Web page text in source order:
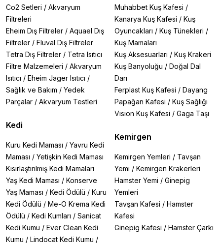
Co2 Setleri / Akvaryum
Filtreleri
Eheim Dış Filtreler / Aquael Dış
Filtreler / Fluval Dış Filtreler
Tetra Dış Filtreler / Tetra Isıtıcı
Filtre Malzemeleri / Akvaryum
Isıtıcı / Eheim Jager Isıtıcı /
Sağlık ve Bakım / Yedek
Parçalar / Akvaryum Testleri
Kedi
Kuru Kedi Maması / Yavru Kedi
Maması / Yetişkin Kedi Maması
Kısırlaştırılmış Kedi Mamaları
Yaş Kedi Maması / Konserve
Yaş Maması / Kedi Ödülü / Kuru
Kedi Ödülü / Me-O Krema Kedi
Ödülü / Kedi Kumları / Sanicat
Kedi Kumu / Ever Clean Kedi
Kumu / Lindocat Kedi Kumu /
Muhabbet Kuş Kafesi /
Kanarya Kuş Kafesi / Kuş
Oyuncakları / Kuş Tünekleri /
Kuş Mamaları
Kuş Aksesuarları / Kuş Krakeri
Kuş Banyoluğu / Doğal Dal
Darı
Ferplast Kuş Kafesi / Dayang
Papağan Kafesi / Kuş Sağlığı
Vision Kuş Kafesi / Gaga Taşı
Kemirgen
Kemirgen Yemleri / Tavşan
Yemi / Kemirgen Krakerleri
Hamster Yemi / Ginepig
Yemleri
Tavşan Kafesi / Hamster
Kafesi
Ginepig Kafesi / Hamster Çarkı